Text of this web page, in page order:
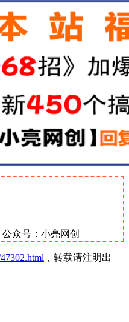
众号：小亮网创
，转载请注明出